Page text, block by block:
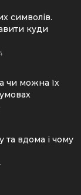
символів.
куди
чи можна їх
та вдома і чому